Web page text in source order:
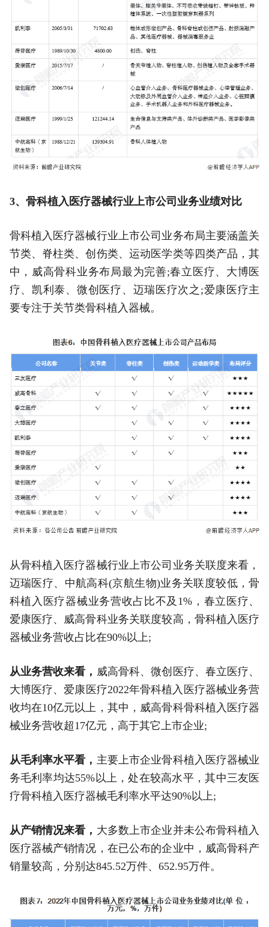
3、骨科植入医疗器械行业上市公司业务业绩对比
骨科植入医疗器械行业上市公司业务布局主要涵盖关
节类、脊柱类、创伤类、运动医学类等四类产品，其
中，威高骨科业务布局最为完善;春立医疗、大博医
疗、凯利泰、微创医疗、迈瑞医疗次之;爱康医疗主
要专注于关节类骨科植入器械。
从骨科植入医疗器械行业上市公司业务关联度来看，
迈瑞医疗、中航高科(京航生物)业务关联度较低，骨
科植入医疗器械业务营收占比不及1%，春立医疗、
爱康医疗、威高骨科业务关联度较高，骨科植入医疗
器械业务营收占比在90%以上;
从业务营收来看， 威高骨科、微创医疗、春立医疗、
大博医疗、爱康医疗2022年骨科植入医疗器械业务营
收均在10亿元以上，其中，威高骨科骨科植入医疗器
械业务营收超17亿元，高于其它上市企业;
从毛利率水平看， 主要上市企业骨科植入医疗器械业
务毛利率均达55%以上，处在较高水平，其中三友医
疗骨科植入医疗器械毛利率水平达90%以上;
从产销情况来看， 大多数上市企业并未公布骨科植入
医疗器械产销情况，在已公布的企业中，威高骨科产
销量较高，分别达845.52万件、652.95万件。